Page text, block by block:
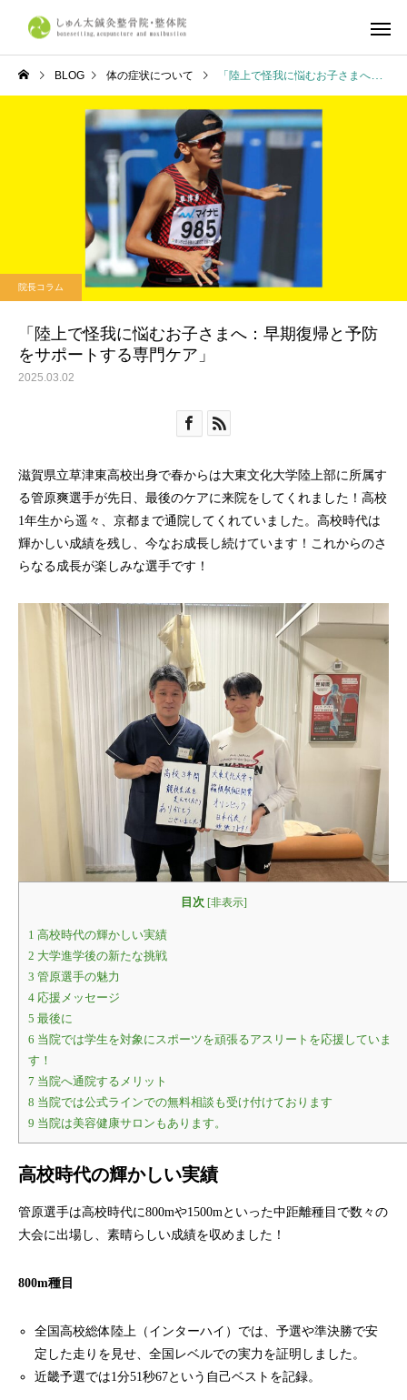
しゅん太式整体
産前・産後整体
体の症状について
京都市で整体ならしゅん太
鍼灸整骨院・整体院へ
学生リカバリー整体｜
合・合宿・遠征後の疲
復とコンディショニン
BLOG 体の症状について 「陸上で怪我に悩むお子さまへ：早期復帰と予防をサポートする専門ケア」
院長コラム
「陸上で怪我に悩むお子さまへ：早期復帰と予防
をサポートする専門ケア」
2025.03.02
滋賀県立草津東高校出身で春からは大東文化大学陸上部に所属す
る管原爽選手が先日、最後のケアに来院をしてくれました！高校
1年生から遥々、京都まで通院してくれていました。高校時代は
輝かしい成績を残し、今なお成長し続けています！これからのさ
らなる成長が楽しみな選手です！
目次 [非表示]
1 高校時代の輝かしい実績
2 大学進学後の新たな挑戦
3 管原選手の魅力
4 応援メッセージ
5 最後に
6 当院では学生を対象にスポーツを頑張るアスリートを応援していま
す！
7 当院へ通院するメリット
8 当院では公式ラインでの無料相談も受け付けております
9 当院は美容健康サロンもあります。
高校時代の輝かしい実績
管原選手は高校時代に800mや1500mといった中距離種目で数々の
大会に出場し、素晴らしい成績を収めました！
800m種目
全国高校総体陸上（インターハイ）では、予選や準決勝で安
定した走りを見せ、全国レベルでの実力を証明しました。
近畿予選では1分51秒67という自己ベストを記録。